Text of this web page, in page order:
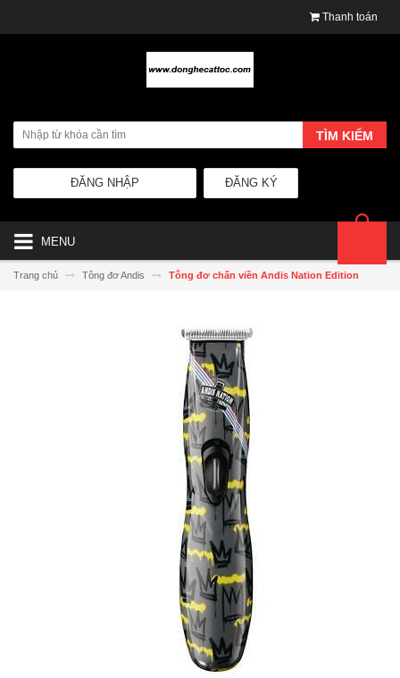
Thanh toán
TÌM KIẾM
ĐĂNG KÝ
ĐĂNG NHẬP
MENU
Trang chủ Tông đơ Andis Tông đơ chấn viền Andis Nation Edition